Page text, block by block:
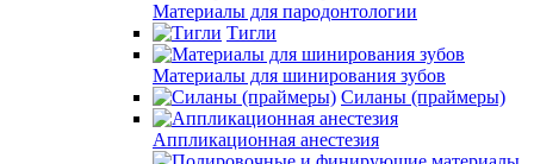
Материалы для пародонтологии
Тигли
Материалы для шинирования зубов
Силаны (праймеры)
Аппликационная анестезия